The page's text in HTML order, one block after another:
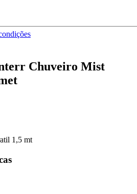
Chuveiro Mist
1,5 mt